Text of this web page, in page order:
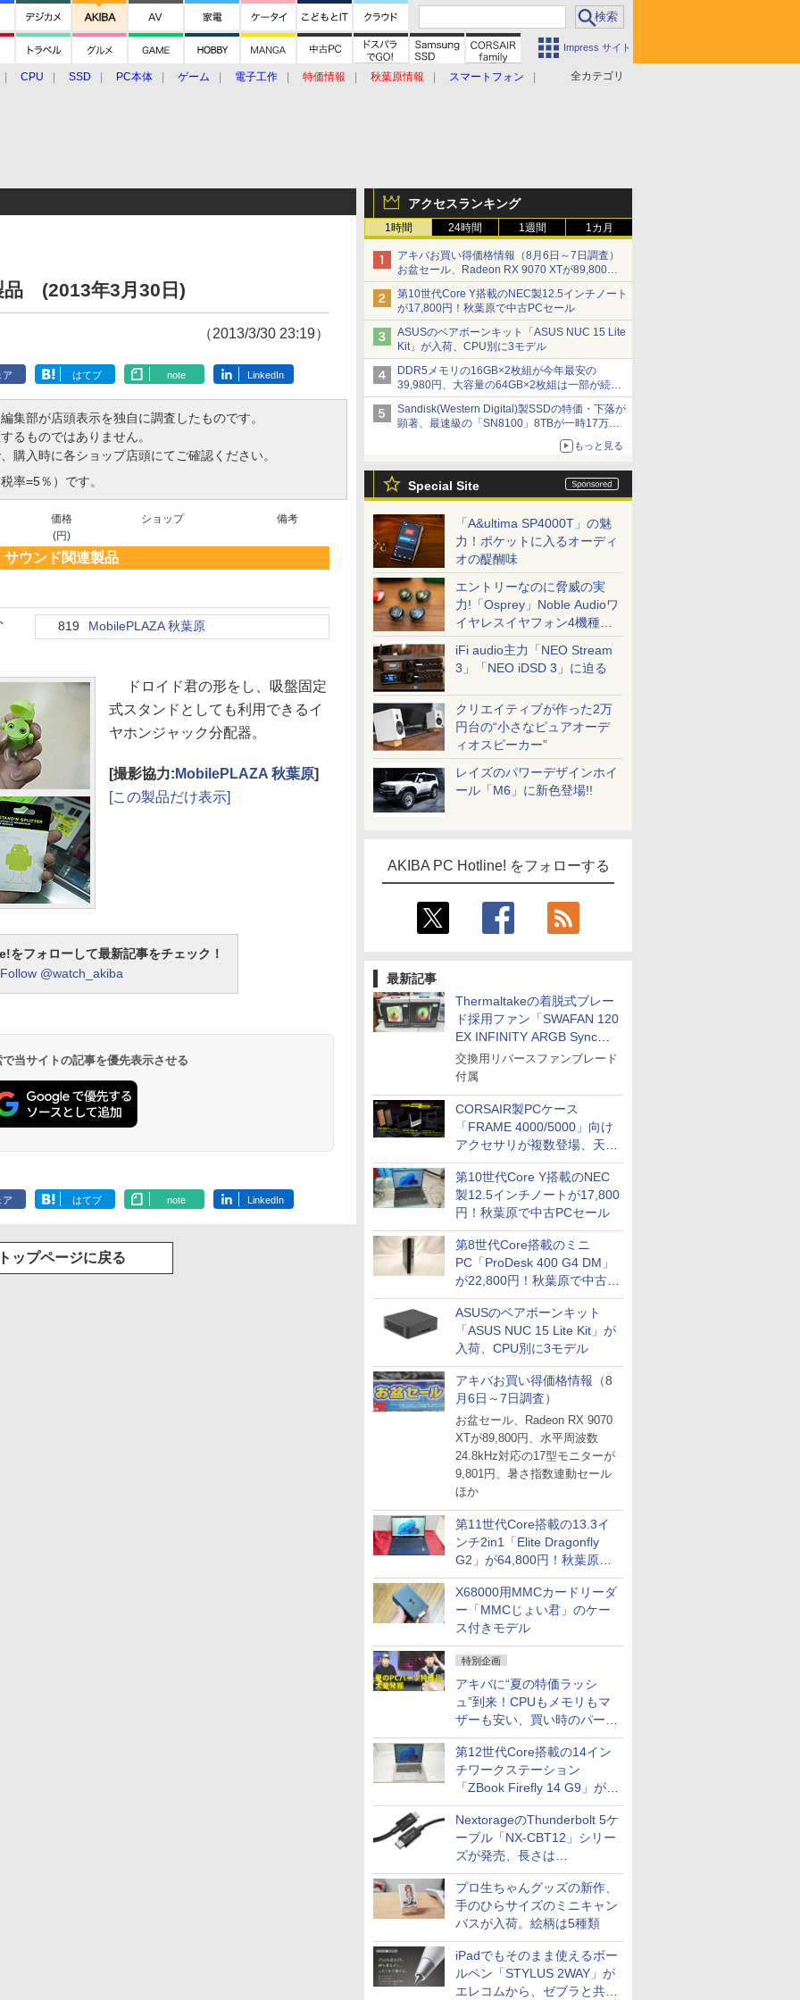
Impress サイト
全カテゴリ
CPU SSD PC本体 ゲーム 電子工作 特価情報 秋葉原情報
スマートフォン
アクセスランキング
1時間 24時間 1週間 1カ月
アキバお買い得価格情報（8月6日～7日調査）
お盆セール、Radeon RX 9070 XTが89,800
円、水平周波数24.8kHz対応の17型モニターが
9,801円、暑さ指数連動セール ほか
第10世代Core Y搭載のNEC製12.5インチノート
が17,800円！秋葉原で中古PCセール
ASUSのベアボーンキット「ASUS NUC 15 Lite
Kit」が入荷、CPU別に3モデル
DDR5メモリの16GB×2枚組が今年最安の
39,980円、大容量の64GB×2枚組は一部が続騰
[8月前半のメモリ価格]
Sandisk(Western Digital)製SSDの特価・下落が
顕著、最速級の「SN8100」8TBが一時17万円
もっと見る
Special Site
「A&ultima SP4000T」の魅
力！ポケットに入るオーディ
オの醍醐味
エントリーなのに脅威の実
力!「Osprey」Noble Audioワ
イヤレスイヤフォン4機種を
一気に聴く
iFi audio主力「NEO Stream
3」「NEO iDSD 3」に迫る
クリエイティブが作った2万
円台の“小さなピュアオーデ
ィオスピーカー”
レイズのパワーデザインホイ
ール「M6」に新色登場!!
AKIBA PC Hotline! をフォローする
最新記事
Thermaltakeの着脱式ブレー
ド採用ファン「SWAFAN 120
EX INFINITY ARGB Sync」
に単品パッケージ
交換用リバースファンブレード
付属
CORSAIR製PCケース
「FRAME 4000/5000」向け
アクセサリが複数登場、天然
木製パネルや背面コネクタ対
応トレイなど
第10世代Core Y搭載のNEC
製12.5インチノートが17,800
円！秋葉原で中古PCセール
第8世代Core搭載のミニ
PC「ProDesk 400 G4 DM」
が22,800円！秋葉原で中古
PCセール
ASUSのベアボーンキット
「ASUS NUC 15 Lite Kit」が
入荷、CPU別に3モデル
アキバお買い得価格情報（8
月6日～7日調査）
お盆セール、Radeon RX 9070
XTが89,800円、水平周波数
24.8kHz対応の17型モニターが
9,801円、暑さ指数連動セール
ほか
第11世代Core搭載の13.3イ
ンチ2in1「Elite Dragonfly
G2」が64,800円！秋葉原で
中古PCセール
X68000用MMCカードリーダ
ー「MMCじょい君」のケー
ス付きモデル
特別企画
アキバに“夏の特価ラッシ
ュ”到来！CPUもメモリもマ
ザーも安い、買い時のパーツ
は？【8月7日(金)22時配信】
第12世代Core搭載の14イン
チワークステーション
「ZBook Firefly 14 G9」が
79,800円！秋葉原で中古PC
セール
NextorageのThunderbolt 5ケ
ーブル「NX-CBT12」シリー
ズが発売、長さは
30cm/50cm/1mの3種類
プロ生ちゃんグッズの新作、
手のひらサイズのミニキャン
バスが入荷。絵柄は5種類
iPadでもそのまま使えるボー
ルペン「STYLUS 2WAY」が
エレコムから、ゼブラと共同
品 (2013年3月30日)
（2013/3/30 23:19）
ア はてブ note LinkedIn
集部が店頭表示を独自に調査したものです。
るものではありません。
購入時に各ショップ店頭にてご確認ください。
率=5％）です。
価格
(円)
ショップ 備考
サウンド関連製品
819 MobilePLAZA 秋葉原
ドロイド君の形をし、吸盤固定
式スタンドとしても利用できるイ
ヤホンジャック分配器。
[撮影協力: MobilePLAZA 秋葉原]
[この製品だけ表示]
フォローして最新記事をチェック！
Follow @watch_akiba
当サイトの記事を優先表示させる
ア はてブ note LinkedIn
トップページに戻る